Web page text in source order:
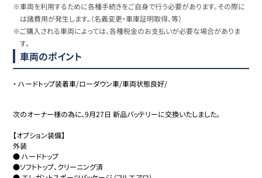
※車両を利用するために各種手続きをご自身で行う必要があります。その際に
は諸費用が発生します。（名義変更・車庫証明取得、等）
※ご購入される車両によっては、各種税金のお支払いが必要な場合がありま
す。
車両のポイント
・ハードトップ装着車/ローダウン車/車両状態良好/
次のオーナー様の為に、9月27日 新品バッテリーに交換いたしました。
【オプション装備】
外装
● ハードトップ
●ソフトトップ、クリーニング済